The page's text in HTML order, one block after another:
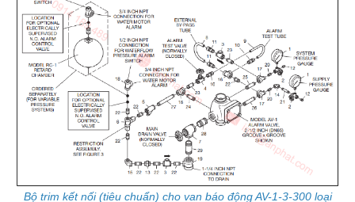
Bộ trim kết nối (tiêu chuẩn) cho van báo động AV-1-3-300 loại